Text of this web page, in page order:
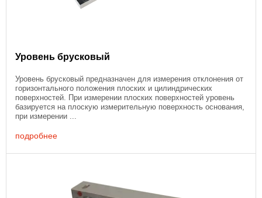
Уровень брусковый
Уровень брусковый предназначен для измерения отклонения от
горизонтального положения плоских и цилиндрических
поверхностей. При измерении плоских поверхностей уровень
базируется на плоскую измерительную поверхность основания,
при измерении ...
подробнее